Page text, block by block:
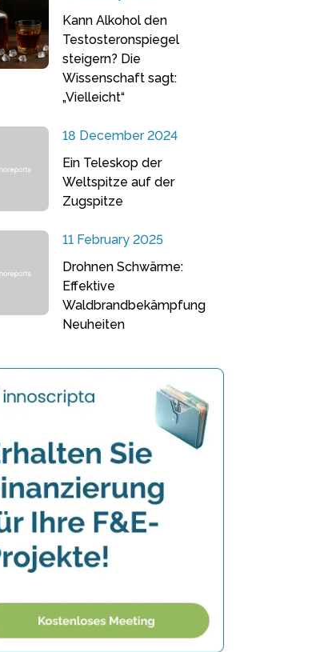
Kann Alkohol den
Testosteronspiegel
steigern? Die
Wissenschaft sagt:
„Vielleicht“
18 December 2024
Ein Teleskop der
Weltspitze auf der
Zugspitze
11 February 2025
Drohnen Schwärme:
Effektive
Waldbrandbekämpfung
Neuheiten